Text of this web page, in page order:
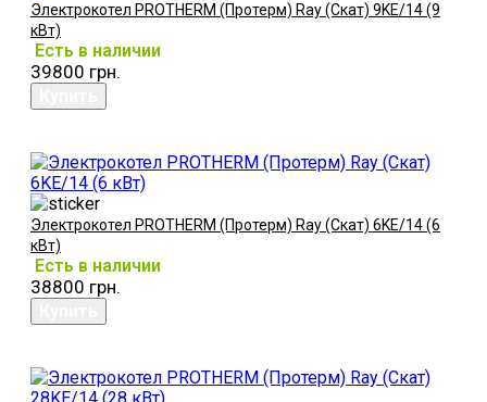
Электрокотел PROTHERM (Протерм) Ray (Скат) 9KE/14 (9
кВт)
Есть в наличии
39800 грн.
Электрокотел PROTHERM (Протерм) Ray (Скат) 6KE/14 (6
кВт)
Есть в наличии
38800 грн.